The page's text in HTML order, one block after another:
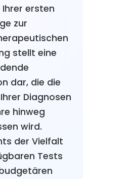
Ihrer ersten
zur
stellt eine
dar, die die
Diagnosen
hinweg
wird.
der Vielfalt
Tests